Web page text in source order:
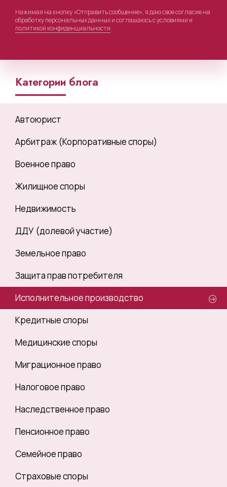
Нажимая на кнопку «Отправить сообщение», я даю свое согласие на
обработку персональных данных и соглашаюсь с условиями и
политикой конфиденциальности.
Категории блога
Автоюрист
Арбитраж (Корпоративные споры)
Военное право
Жилищное споры
Недвижимость
ДДУ (долевой участие)
Земельное право
Защита прав потребителя
Исполнительное производство
Кредитные споры
Медицинские споры
Миграционное право
Налоговое право
Наследственное право
Пенсионное право
Семейное право
Страховые споры